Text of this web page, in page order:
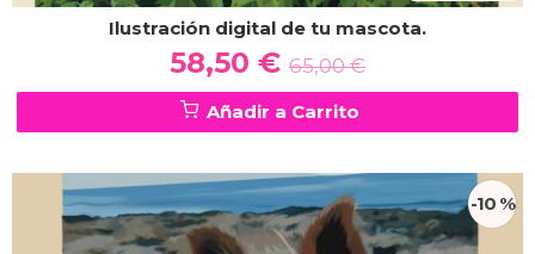
Ilustración digital de tu mascota.
58,50 € 65,00 €
Añadir a Carrito
-10 %